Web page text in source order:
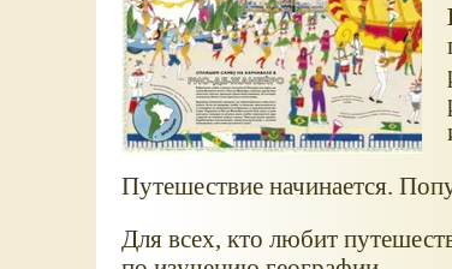
Путешествие начинается.
Для всех, кто любит